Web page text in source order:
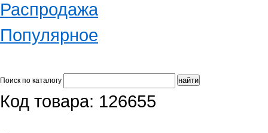
Распродажа
Популярное
Поиск по каталогу
Код товара: 126655